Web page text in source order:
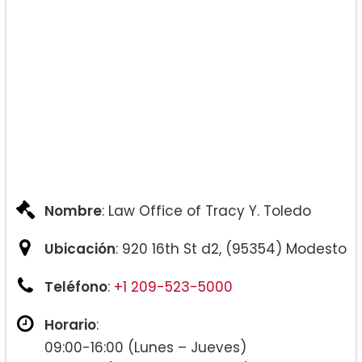
Manutención de los hijos:
Nombre: Law Office of Tracy Y. Toledo
Ubicación: 920 16th St d2, (95354) Modesto
Teléfono: +1 209-523-5000
Horario:
09:00-16:00 (Lunes – Jueves)